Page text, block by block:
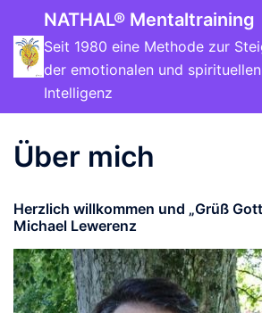
NATHAL® Mentaltraining
Seit 1980 eine Methode zur
der emotionalen und spirituellen
Intelligenz
Über mich
Herzlich willkommen und „Grüß
Michael Lewerenz